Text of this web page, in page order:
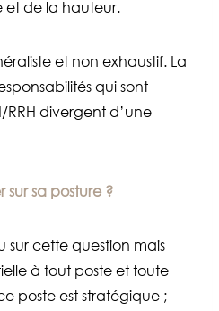
et de la hauteur.
et non exhaustif. La
qui sont
RRH divergent d’une
sur sa posture ?
sur cette question mais
à tout poste et toute
poste est stratégique ;